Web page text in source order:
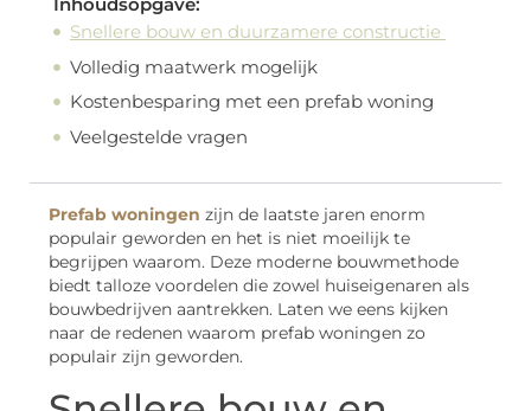
Inhoudsopgave:
Snellere bouw en duurzamere constructie
Volledig maatwerk mogelijk
Kostenbesparing met een prefab woning
Veelgestelde vragen
Prefab woningen zijn de laatste jaren enorm
populair geworden en het is niet moeilijk te
begrijpen waarom. Deze moderne bouwmethode
biedt talloze voordelen die zowel huiseigenaren als
bouwbedrijven aantrekken. Laten we eens kijken
naar de redenen waarom prefab woningen zo
populair zijn geworden.